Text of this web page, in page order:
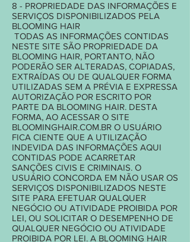
8 - PROPRIEDADE DAS INFORMAÇÕES E
SERVIÇOS DISPONIBILIZADOS PELA
BLOOMING HAIR
TODAS AS INFORMAÇÕES CONTIDAS
NESTE SITE SÃO PROPRIEDADE DA
BLOOMING HAIR, PORTANTO, NÃO
PODERÃO SER ALTERADAS, COPIADAS,
EXTRAÍDAS OU DE QUALQUER FORMA
UTILIZADAS SEM A PRÉVIA E EXPRESSA
AUTORIZAÇÃO POR ESCRITO POR
PARTE DA BLOOMING HAIR. DESTA
FORMA, AO ACESSAR O SITE
BLOOMINGHAIR.COM.BR O USUÁRIO
FICA CIENTE QUE A UTILIZAÇÃO
INDEVIDA DAS INFORMAÇÕES AQUI
CONTIDAS PODE ACARRETAR
SANÇÕES CIVIS E CRIMINAIS. O
USUÁRIO CONCORDA EM NÃO USAR OS
SERVIÇOS DISPONIBILIZADOS NESTE
SITE PARA EFETUAR QUALQUER
NEGÓCIO OU ATIVIDADE PROIBIDA POR
LEI, OU SOLICITAR O DESEMPENHO DE
QUALQUER NEGÓCIO OU ATIVIDADE
PROIBIDA POR LEI. A BLOOMING HAIR